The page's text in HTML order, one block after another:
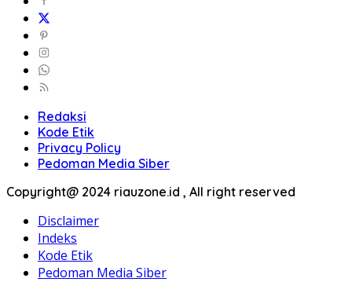
Redaksi
Kode Etik
Privacy Policy
Pedoman Media Siber
Copyright@ 2024 riauzone.id , All right reserved
Disclaimer
Indeks
Kode Etik
Pedoman Media Siber